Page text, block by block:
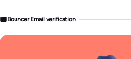
Bouncer Email verification